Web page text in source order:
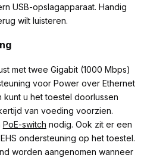
USB-opslagapparaat. Handig
wilt luisteren.
met twee Gigabit (1000 Mbps)
voor Power over Ethernet
kunt u het toestel doorlussen
van voeding voorzien.
PoE-switch nodig. Ook zit er een
ondersteuning op het toestel.
worden aangenomen wanneer